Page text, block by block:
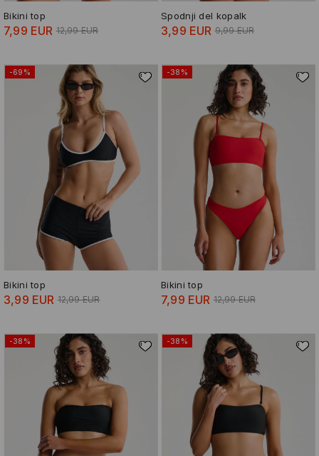
Bikini top
7,99 EUR 12,99 EUR
Spodnji del kopalk
3,99 EUR 9,99 EUR
-69%
Bikini top
3,99 EUR 12,99 EUR
-38%
Bikini top
7,99 EUR 12,99 EUR
-38% -38%